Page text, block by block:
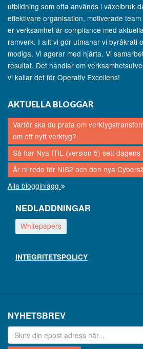
utbildning som ofta används i växelbruk
effektivare organisation, motiverade
er verksamhet är compliance med
ramverk. I allt vi gör utmanar vi byråkrati
modiga. Vi agerar med hjärta. Vi
resultat. Det handlar om
vi kallar det för Operativ Excellens!
AKTUELLA BLOGGAR
Varför ska du prata om
om ett nytt verktyg?
Så har Nya ITIL (version 5) sett
Är ni redo för NIS2 och den nya
Alla blogginlägg
NEDLADDNINGAR
Whitepapers
INTEGRITETSPOLICY
NYHETSBREV